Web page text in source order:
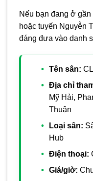
Nếu bạn đang ở
hoặc tuyến Nguyễn
đáng đưa vào danh
Tên sân:
Địa chỉ
Mỹ Hải,
Thuận
Loại sân:
Hub
Điện thoại:
Giá/giờ: